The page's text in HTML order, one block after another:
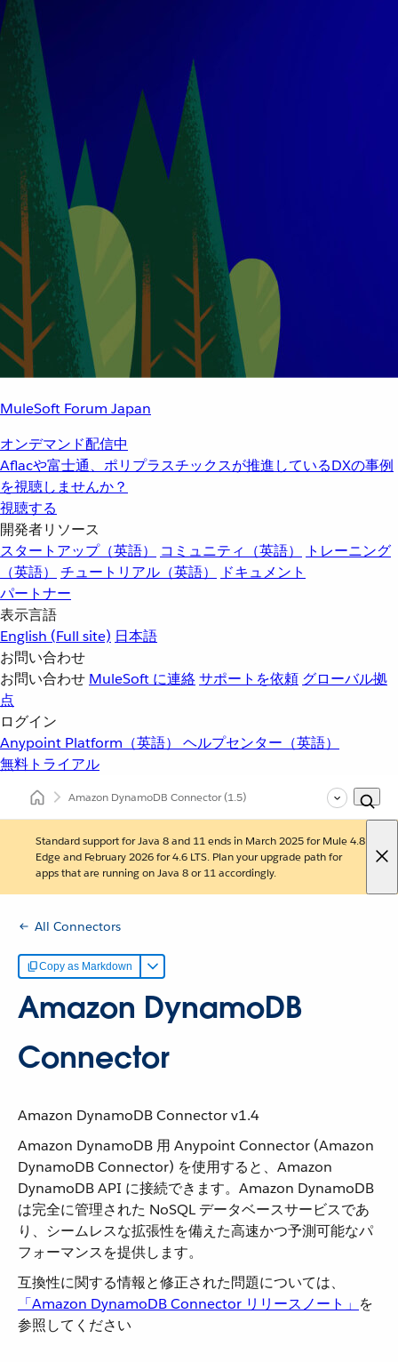
MuleSoft Forum Japan
オンデマンド配信中
Aflacや富士通、ポリプラスチックスが推進しているDXの事例
を視聴しませんか？
視聴する
開発者リソース
スタートアップ（英語）
コミュニティ（英語）
トレーニング
（英語）
チュートリアル（英語）
ドキュメント
パートナー
表示言語
English (Full site) 日本語
お問い合わせ
お問い合わせ MuleSoft に連絡サポートを依頼 グローバル拠
点
ログイン
Anypoint Platform（英語） ヘルプセンター（英語）
無料トライアル
Amazon DynamoDB Connector(1.5)
Standard support for Java 8 and 11 ends in March 2025 for Mule 4.8
Edge and February 2026 for 4.6 LTS. Plan your upgrade path for
apps that are running on Java 8 or 11 accordingly.
All Connectors
Copy as Markdown
Amazon DynamoDB
Connector
Amazon DynamoDB Connector v1.4
Amazon DynamoDB 用 Anypoint Connector (Amazon
DynamoDB Connector) を使用すると、Amazon
DynamoDB API に接続できます。Amazon DynamoDB
は完全に管理された NoSQL データベースサービスであ
り、シームレスな拡張性を備えた高速かつ予測可能なパ
フォーマンスを提供します。
互換性に関する情報と修正された問題については、​
「Amazon DynamoDB Connector リリースノート」 ​を
参照してください